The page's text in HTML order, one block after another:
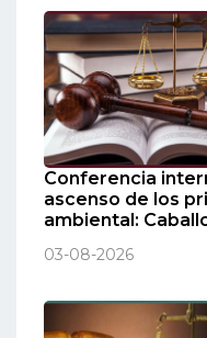
Conferencia
ascenso de los
ambiental:
03-08-2026